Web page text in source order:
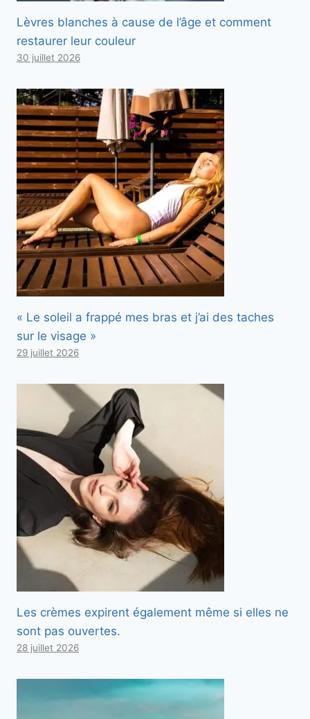
Lèvres blanches à cause de l’âge et comment
restaurer leur couleur
30 juillet 2026
« Le soleil a frappé mes bras et j’ai des taches
sur le visage »
29 juillet 2026
Les crèmes expirent également même si elles ne
sont pas ouvertes.
28 juillet 2026